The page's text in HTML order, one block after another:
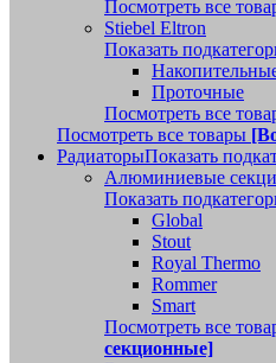
Посмотреть все
Stiebel Eltron
Показать
Проточные
Посмотреть все
Посмотреть все товары
РадиаторыПоказать
Алюминиевые
Показать
Global
Stout
Royal Thermo
Rommer
Smart
Посмотреть все
секционные]